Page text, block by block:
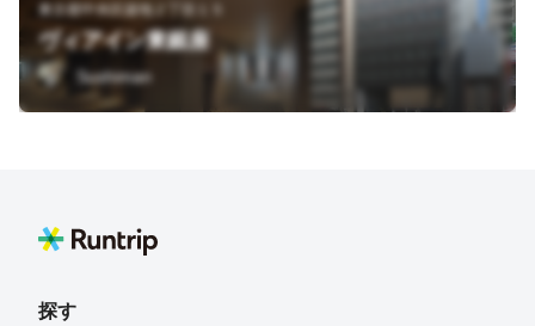
東京都中央区築地２丁目１５
ヴィアイン東銀座
Sushiman
探す